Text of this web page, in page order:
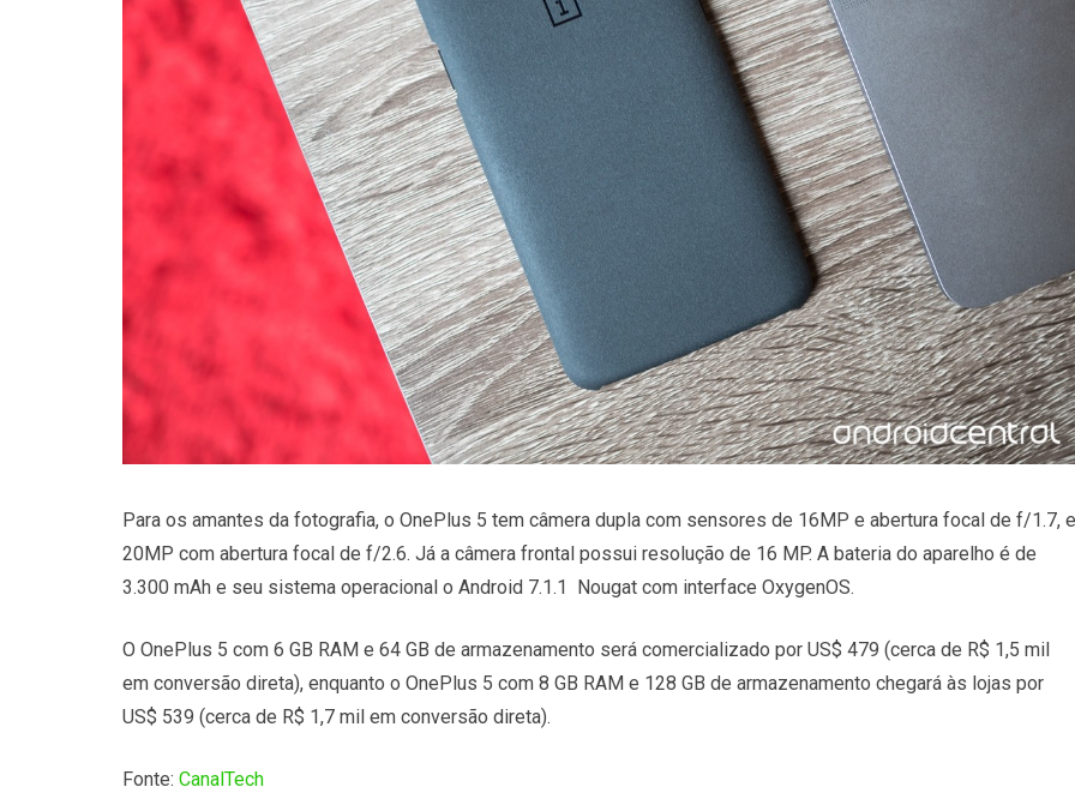
Para os amantes da fotografia, o OnePlus 5 tem câmera dupla com sensores de 16MP e abertura focal de f/1.7, e
20MP com abertura focal de f/2.6. Já a câmera frontal possui resolução de 16 MP. A bateria do aparelho é de
3.300 mAh e seu sistema operacional o Android 7.1.1 Nougat com interface OxygenOS.
O OnePlus 5 com 6 GB RAM e 64 GB de armazenamento será comercializado por US$ 479 (cerca de R$ 1,5 mil
em conversão direta), enquanto o OnePlus 5 com 8 GB RAM e 128 GB de armazenamento chegará às lojas por
US$ 539 (cerca de R$ 1,7 mil em conversão direta).
Fonte: CanalTech